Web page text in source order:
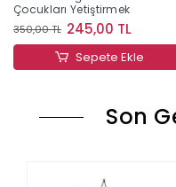
Çocukları Yetiştirmek
350,00 TL 245,00 TL
Sepete Ekle
Son